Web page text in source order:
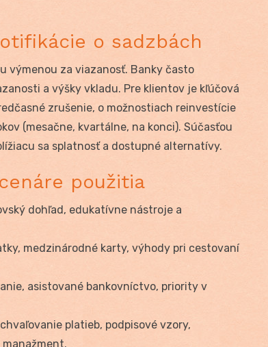
o sadzbách
výmenou za viazanosť. Banky často
a výšky vkladu. Pre klientov je kľúčová
zrušenie, o možnostiach reinvestície
(mesačne, kvartálne, na konci). Súčasťou
sa splatnosť a dostupné alternatívy.
použitia
dohľad, edukatívne nástroje a
medzinárodné karty, výhody pri cestovaní
asistované bankovníctvo, priority v
platieb, podpisové vzory,
manažment.